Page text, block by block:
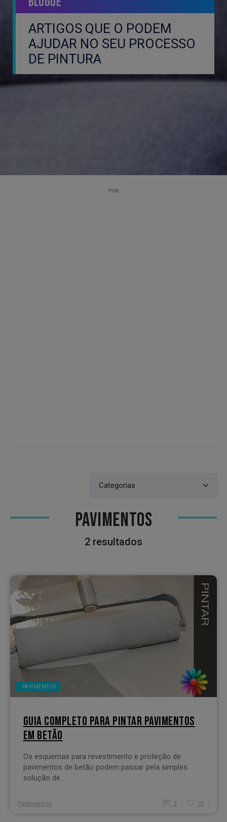
ARTIGOS QUE O PODEM
AJUDAR NO SEU PROCESSO
DE PINTURA
PAVIMENTOS
2 resultados
PAVIMENTOS
GUIA COMPLETO PARA PINTAR PAVIMENTOS
EM BETÃO
Os esquemas para revestimento e proteção de
pavimentos de betão podem passar pela simples
solução de...
Pavimentos 3 10